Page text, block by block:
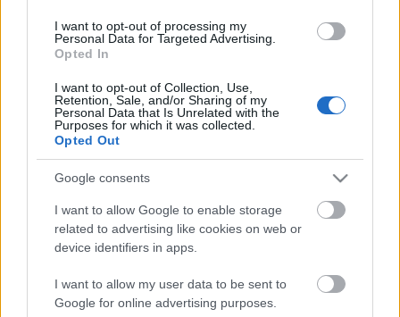
I want to opt-out of processing my
Personal Data for Targeted Advertising.
Opted In
I want to opt-out of Collection, Use,
Retention, Sale, and/or Sharing of my
Personal Data that Is Unrelated with the
Purposes for which it was collected.
Opted Out
Google consents
I want to allow Google to enable storage
related to advertising like cookies on web or
device identifiers in apps.
I want to allow my user data to be sent to
Google for online advertising purposes.
További előadások:
2007. október 21. (vasárnap), október 27. (szombat)
Ódry Színpad
Ajánlott bejegyzések:
Akárki a Dóm téren